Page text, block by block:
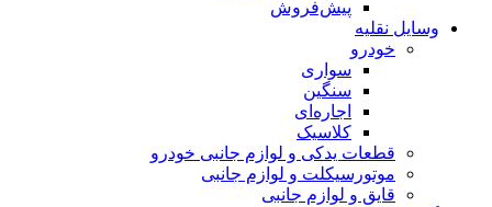
پیش‌فروش
وسایل نقلیه
خودرو
سواری
سنگین
اجاره‌ای
کلاسیک
قطعات یدکی و لوازم جانبی خودرو
موتورسیکلت و لوازم جانبی
قایق و لوازم جانبی